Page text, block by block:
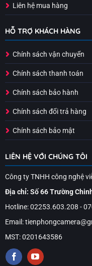
Liên hệ mua hàng
HỖ TRỢ KHÁCH HÀNG
Chính sách vận chuyển
Chính sách thanh toán
Chính sách bảo hành
Chính sách đổi trả hàng
Chính sách bảo mật
LIÊN HỆ VỚI CHÚNG TÔI
Công ty TNHH công nghệ
Địa chỉ: Số 66 Trường
Hotline: 02253.603.208 -
Email:
MST: 0201643586